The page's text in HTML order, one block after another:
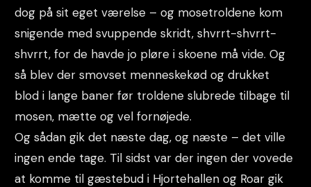
dog på sit eget værelse – og mosetroldene kom
snigende med svuppende skridt, shvrrt-shvrrt-
shvrrt, for de havde jo pløre i skoene må vide. Og
så blev der smovset menneskekød og drukket
blod i lange baner før troldene slubrede tilbage til
mosen, mætte og vel fornøjede.
Og sådan gik det næste dag, og næste – det ville
ingen ende tage. Til sidst var der ingen der vovede
at komme til gæstebud i Hjortehallen og Roar gik